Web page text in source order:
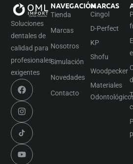
Soluciones
dentales de
calidad para
profesionales
exigentes
NAVEGACIÓN
Tienda
Marcas
Nosotros
Simulación
Novedades
Contacto
MARCAS
Cingol
D-Perfect
KP
Shofu
Woodpecker
Materiales